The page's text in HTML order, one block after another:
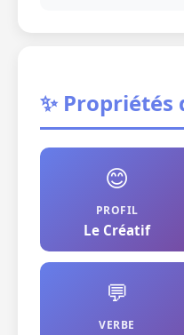
✨
😊
PROFIL
Le Créatif
💬
VERBE